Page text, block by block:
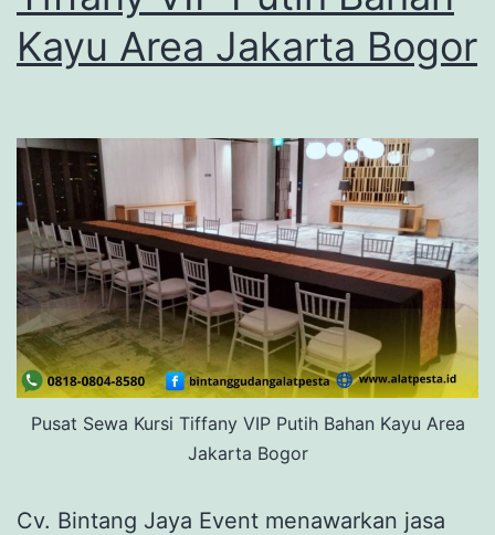
Kayu Area Jakarta Bogor
Pusat Sewa Kursi Tiffany VIP Putih Bahan Kayu Area
Jakarta Bogor
Cv. Bintang Jaya Event menawarkan jasa